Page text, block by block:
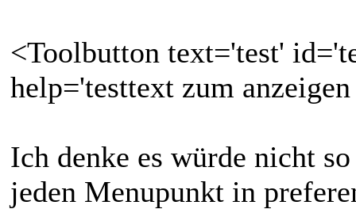
<Toolbutton text='test'
help='testtext zum
Ich denke es würde nicht
jeden Menupunkt in